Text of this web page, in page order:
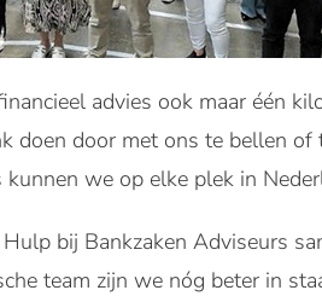
advies ook maar één
doen door met ons te bellen
we op elke plek in
bij Bankzaken Adviseurs
team zijn we nóg beter in